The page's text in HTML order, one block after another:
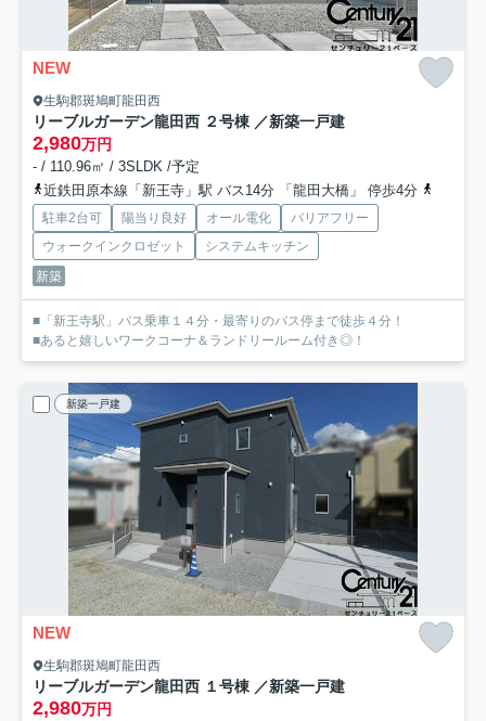
NEW
生駒郡斑鳩町龍田西
リーブルガーデン龍田西 ２号棟 ／新築一戸建
2,980万円
- / 110.96㎡ / 3SLDK /予定
近鉄田原本線「新王寺」駅 バス14分 「龍田大橋」 停歩4分
駐車2台可 陽当り良好 オール電化
バリアフリー
ウォークインクロゼット
システムキッチン
新築
■「新王寺駅」バス乗車１４分・最寄りのバス停まで徒歩４分！
■あると嬉しいワークコーナ＆ランドリールーム付き◎！
新築一戸建
NEW
生駒郡斑鳩町龍田西
リーブルガーデン龍田西 １号棟 ／新築一戸建
2,980万円